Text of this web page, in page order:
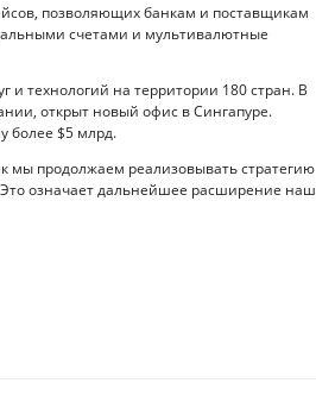
позволяющих банкам и поставщикам
счетами и мультивалютные
и технологий на территории 180 стран. В
открыт новый офис в Сингапуре.
более $5 млрд.
мы продолжаем реализовывать стратегию
означает дальнейшее расширение